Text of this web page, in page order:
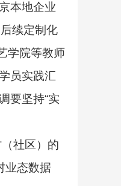
本地企业
续定制化
学院等教师
员实践汇
要坚持“实
社区）的
业态数据